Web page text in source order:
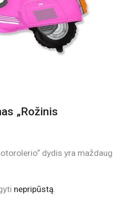
„Rožinis
dydis yra maždaug
nepripūstą